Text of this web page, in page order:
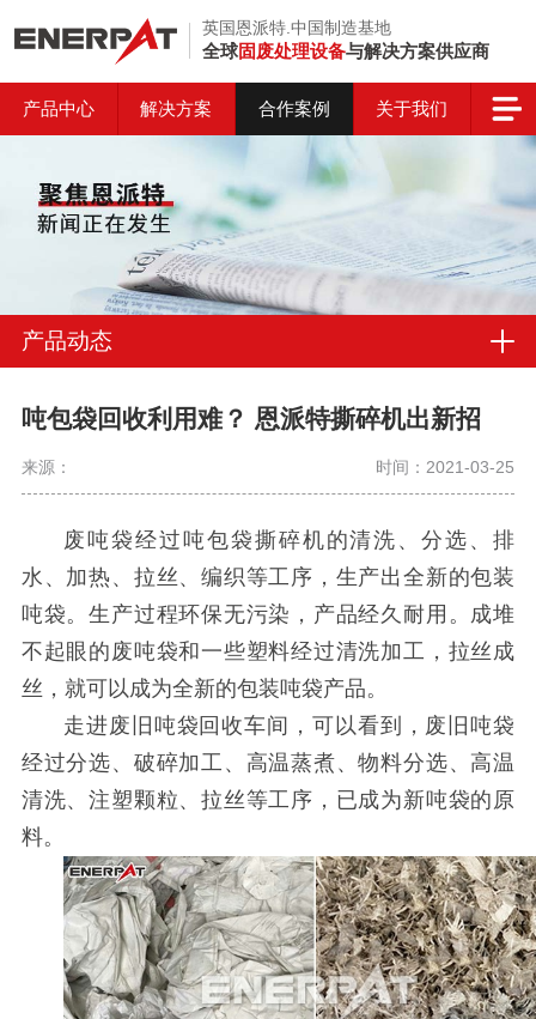
英国恩派特.中国制造基地
全球固废处理设备与解决方案供应商
产品中心 解决方案 合作案例 关于我们
产品动态
吨包袋回收利用难？ 恩派特撕碎机出新招
来源： 时间：2021-03-25
废吨袋经过吨包袋撕碎机的清洗、分选、排
水、加热、拉丝、编织等工序，生产出全新的包装
吨袋。生产过程环保无污染，产品经久耐用。成堆
不起眼的废吨袋和一些塑料经过清洗加工，拉丝成
丝，就可以成为全新的包装吨袋产品。
走进废旧吨袋回收车间，可以看到，废旧吨袋
经过分选、破碎加工、高温蒸煮、物料分选、高温
清洗、注塑颗粒、拉丝等工序，已成为新吨袋的原
料。